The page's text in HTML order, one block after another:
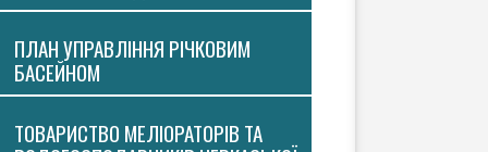
ПЛАН УПРАВЛІННЯ РІЧКОВИМ
БАСЕЙНОМ
ТОВАРИСТВО МЕЛІОРАТОРІВ ТА